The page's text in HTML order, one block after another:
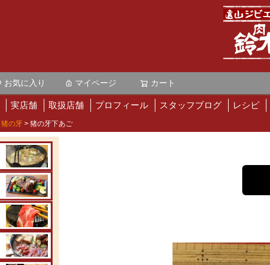
お気に入り マイページ カート
実店舗 取扱店舗 プロフィール スタッフブログ レシピ
猪の牙 猪の牙下あご